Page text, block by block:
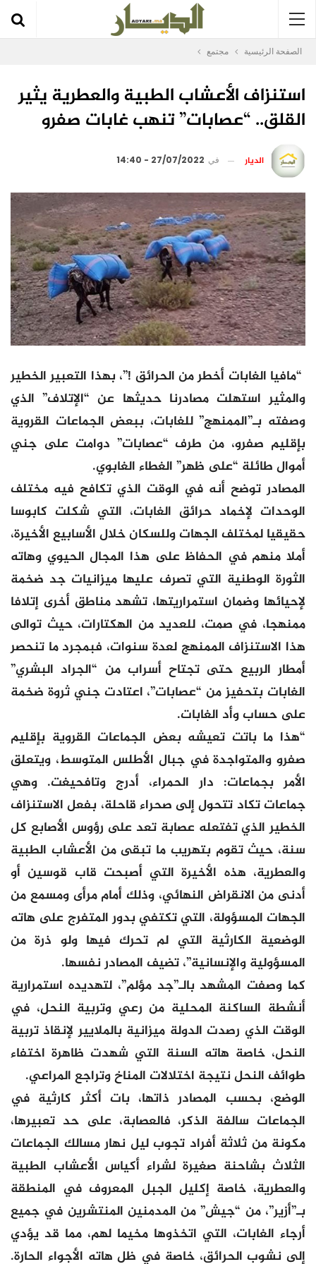
الصفحة الرئيسية مجتمع
استنزاف الأعشاب الطبية والعطرية يثير
القلق.. “عصابات” تنهب غابات صفرو
الديار في 27/07/2022 - 14:40
“مافيا الغابات أخطر من الحرائق !”، بهذا التعبير الخطير
والمثير استهلت مصادرنا حديثها عن “الإتلاف” الذي
وصفته بـ”الممنهج” للغابات، ببعض الجماعات القروية
بإقليم صفرو، من طرف “عصابات” دوامت على جني
أموال طائلة “على ظهر” الغطاء الغابوي.
المصادر توضح أنه في الوقت الذي تكافح فيه مختلف
الوحدات لإخماد حرائق الغابات، التي شكلت كابوسا
حقيقيا لمختلف الجهات وللسكان خلال الأسابيع الأخيرة،
أملا منهم في الحفاظ على هذا المجال الحيوي وهاته
الثورة الوطنية التي تصرف عليها ميزانيات جد ضخمة
لإحيائها وضمان استمراريتها، تشهد مناطق أخرى إتلافا
ممنهجا، في صمت، للعديد من الهكتارات، حيث توالى
هذا الاستنزاف الممنهج لعدة سنوات، فبمجرد ما تنحصر
أمطار الربيع حتى تجتاح أسراب من “الجراد البشري”
الغابات بتحفيز من “عصابات”، اعتادت جني ثروة ضخمة
على حساب وأد الغابات.
“هذا ما باتت تعيشه بعض الجماعات القروية بإقليم
صفرو والمتواجدة في جبال الأطلس المتوسط، ويتعلق
الأمر بجماعات: دار الحمراء، أدرج وتافحيغت. وهي
جماعات تكاد تتحول إلى صحراء قاحلة، بفعل الاستنزاف
الخطير الذي تفتعله عصابة تعد على رؤوس الأصابع كل
سنة، حيث تقوم بتهريب ما تبقى من الأعشاب الطبية
والعطرية، هذه الأخيرة التي أصبحت قاب قوسين أو
أدنى من الانقراض النهائي، وذلك أمام مرأى ومسمع من
الجهات المسؤولة، التي تكتفي بدور المتفرج على هاته
الوضعية الكارثية التي لم تحرك فيها ولو ذرة من
المسؤولية والإنسانية”، تضيف المصادر نفسها.
كما وصفت المشهد بالـ”جد مؤلم”، لتهديده استمرارية
أنشطة الساكنة المحلية من رعي وتربية النحل، في
الوقت الذي رصدت الدولة ميزانية بالملايير لإنقاذ تربية
النحل، خاصة هاته السنة التي شهدت ظاهرة اختفاء
طوائف النحل نتيجة اختلالات المناخ وتراجع المراعي.
الوضع، بحسب المصادر ذاتها، بات أكثر كارثية في
الجماعات سالفة الذكر، فالعصابة، على حد تعبيرها،
مكونة من ثلاثة أفراد تجوب ليل نهار مسالك الجماعات
الثلاث بشاحنة صغيرة لشراء أكياس الأعشاب الطبية
والعطرية، خاصة إكليل الجبل المعروف في المنطقة
بـ”أزير”، من “جيش” من المدمنين المنتشرين في جميع
أرجاء الغابات، التي اتخذوها مخيما لهم، مما قد يؤدي
إلى نشوب الحرائق، خاصة في ظل هاته الأجواء الحارة.